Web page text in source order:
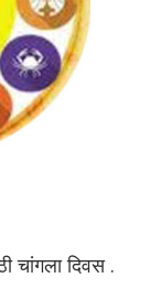
चांगला दिवस .